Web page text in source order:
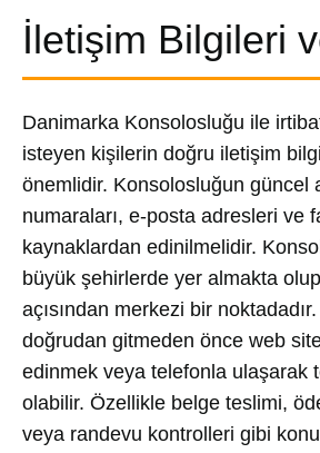
İletişim Bilgileri
Danimarka Konsolosluğu ile
isteyen kişilerin doğru iletişim
önemlidir. Konsolosluğun güncel
numaraları, e-posta adresleri ve
kaynaklardan edinilmelidir.
büyük şehirlerde yer almakta
açısından merkezi bir
doğrudan gitmeden önce web
edinmek veya telefonla ulaşarak
olabilir. Özellikle belge teslimi,
veya randevu kontrolleri gibi